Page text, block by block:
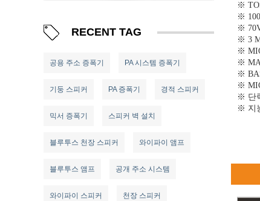
RECENT TAG
공용 주소 증폭기 PA 시스템 증폭기
기둥 스피커 PA 증폭기 경적 스피커
믹서 증폭기 스피커 벽 설치
블루투스 천장 스피커 와이파이 앰프
블루투스 앰프 공개 주소 시스템
와이파이 스피커 천장 스피커
※
※
※
※ 3
※
※
※
※
※ 단
※ 지